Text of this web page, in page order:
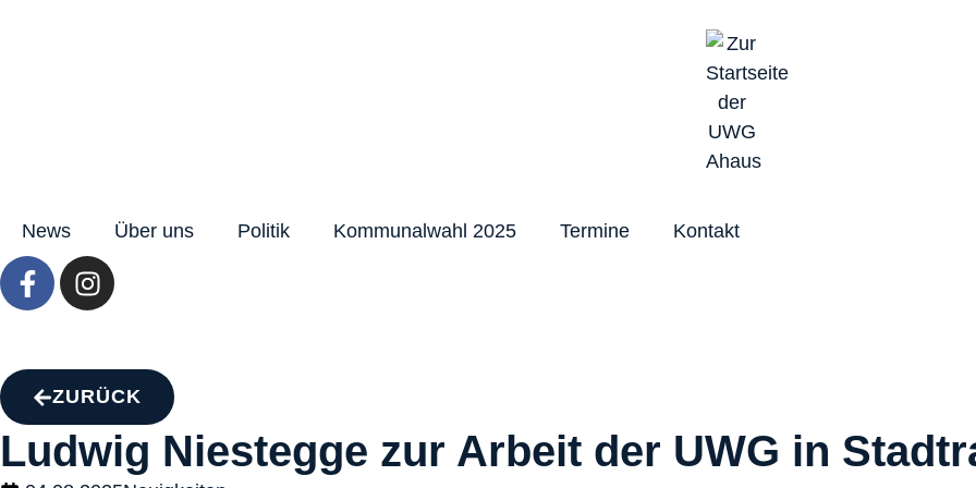
News Über uns Politik Kommunalwahl 2025 Termine Kontakt
ZURÜCK
Ludwig Niestegge zur Arbeit der UWG in